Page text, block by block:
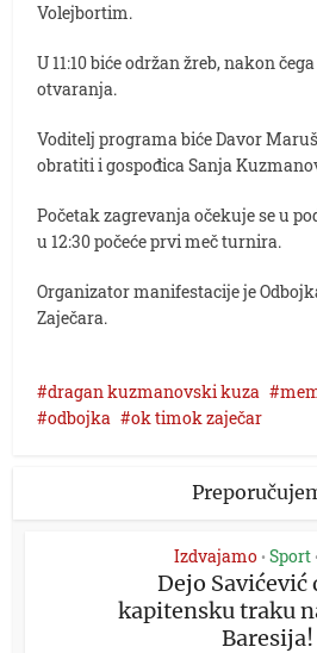
Volejbortim.
U 11:10 biće održan žreb, nakon
otvaranja.
Voditelj programa biće Davor
obratiti i gospođica Sanja
Početak zagrevanja očekuje se u
u 12:30 počeće prvi meč turnira.
Organizator manifestacije je
Zaječara.
dragan kuzmanovski kuza
odbojka
ok timok zaječar
Izdvajamo • Sport •
Dejo Savićević
kapitensku traku
Baresija!